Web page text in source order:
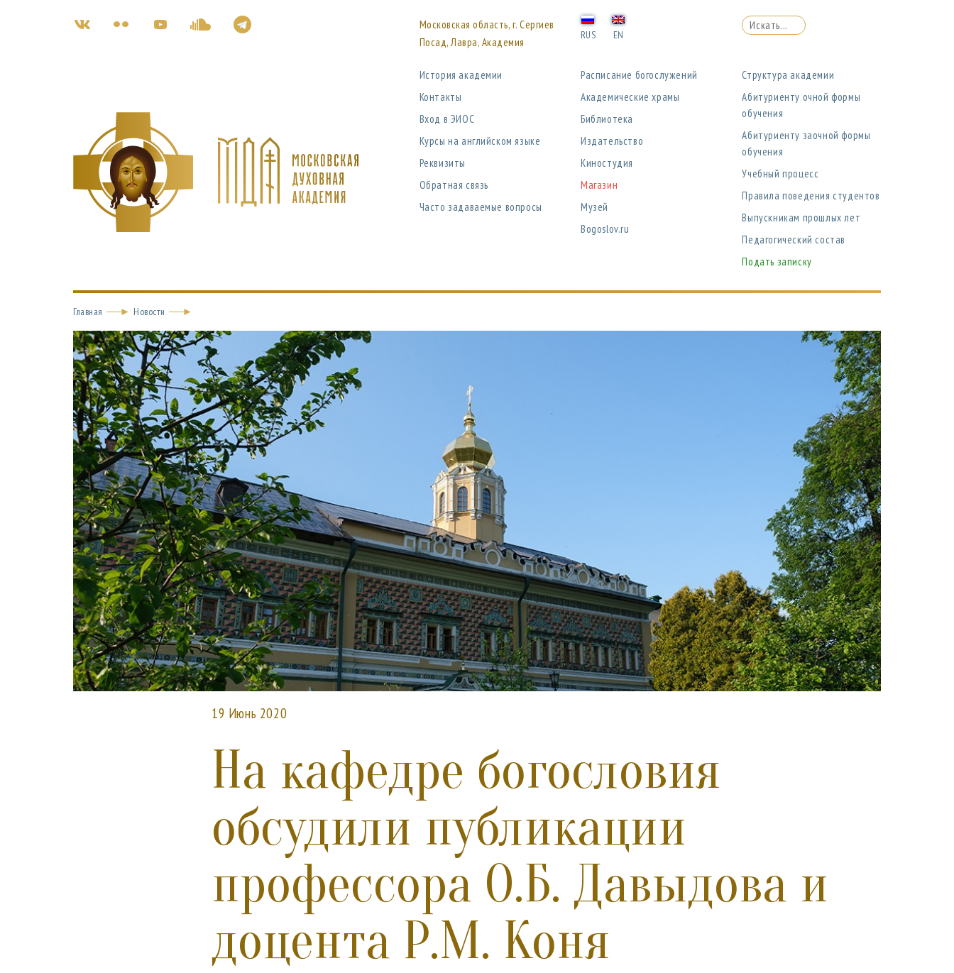
Московская область, г. Сергиев
Посад, Лавра, Академия
RUS EN
История академии
Контакты
Вход в ЭИОС
Курсы на английском языке
Реквизиты
Обратная связь
Часто задаваемые вопросы
Расписание богослужений
Академические храмы
Библиотека
Издательство
Киностудия
Магазин
Музей
Bogoslov.ru
Структура академии
Абитуриенту очной формы
обучения
Абитуриенту заочной формы
обучения
Учебный процесс
Правила поведения студентов
Выпускникам прошлых лет
Педагогический состав
Подать записку
Главная Новости
19 Июнь 2020
На кафедре богословия
обсудили публикации
профессора О.Б. Давыдова и
доцента Р.М. Коня